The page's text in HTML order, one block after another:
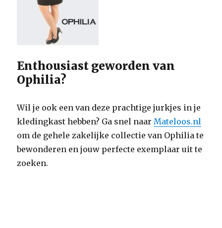
Enthousiast geworden van
Ophilia?
Wil je ook een van deze prachtige jurkjes in je
kledingkast hebben? Ga snel naar Mateloos.nl
om de gehele zakelijke collectie van Ophilia te
bewonderen en jouw perfecte exemplaar uit te
zoeken.